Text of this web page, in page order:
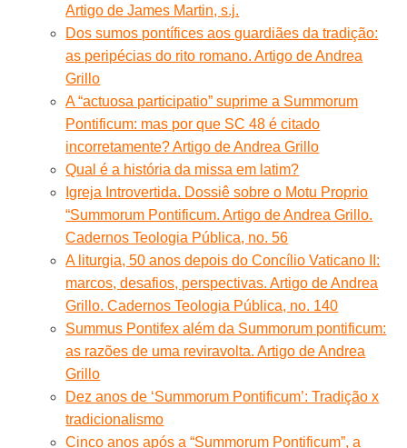
Artigo de James Martin, s.j.
Dos sumos pontífices aos guardiães da tradição:
as peripécias do rito romano. Artigo de Andrea
Grillo
A “actuosa participatio” suprime a Summorum
Pontificum: mas por que SC 48 é citado
incorretamente? Artigo de Andrea Grillo
Qual é a história da missa em latim?
Igreja Introvertida. Dossiê sobre o Motu Proprio
“Summorum Pontificum. Artigo de Andrea Grillo.
Cadernos Teologia Pública, no. 56
A liturgia, 50 anos depois do Concílio Vaticano II:
marcos, desafios, perspectivas. Artigo de Andrea
Grillo. Cadernos Teologia Pública, no. 140
Summus Pontifex além da Summorum pontificum:
as razões de uma reviravolta. Artigo de Andrea
Grillo
Dez anos de ‘Summorum Pontificum’: Tradição x
tradicionalismo
Cinco anos após a “Summorum Pontificum”, a